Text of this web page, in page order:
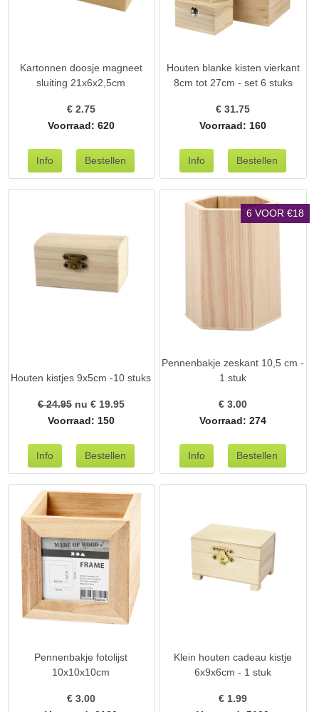
Kartonnen doosje magneet
sluiting 21x6x2,5cm
€ 2.75
Voorraad: 620
Houten blanke kisten vierkant
8cm tot 27cm - set 6 stuks
€31.75
Voorraad: 160
Houten kistjes 9x5cm -10 stuks
€ 24.95nu € 19.95
Voorraad: 150
6 VOOR €18
Pennenbakje zeskant 10,5 cm -
1 stuk
€3.00
Voorraad: 274
Pennenbakje fotolijst
10x10x10cm
€ 3.00
Klein houten cadeau kistje
6x9x6cm - 1 stuk
€ 1.99